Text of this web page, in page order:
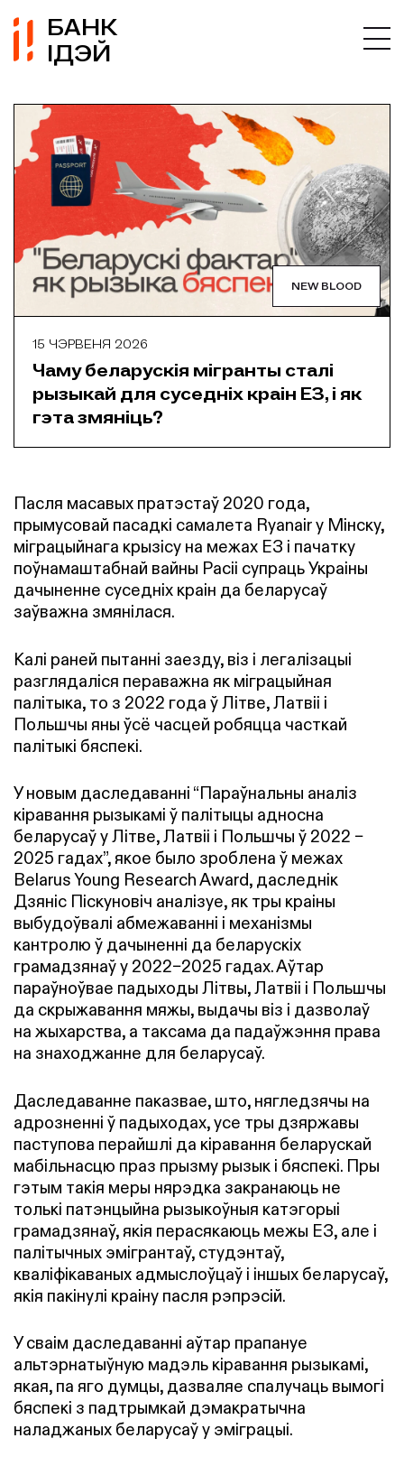
БАНК
ІДЭЙ
NEW BLOOD
15 ЧЭРВЕНЯ 2026
Чаму беларускія мігранты сталі
рызыкай для суседніх краін ЕЗ, і як
гэта змяніць?
Пасля масавых пратэстаў 2020 года,
прымусовай пасадкі самалета Ryanair у Мінску,
міграцыйнага крызісу на межах ЕЗ і пачатку
поўнамаштабнай вайны Расіі супраць Украіны
дачыненне суседніх краін да беларусаў
заўважна змянілася.
Калі раней пытанні заезду, віз і легалізацыі
разглядаліся пераважна як міграцыйная
палітыка, то з 2022 года ў Літве, Латвіі і
Польшчы яны ўсё часцей робяцца часткай
палітыкі бяспекі.
У новым даследаванні “Параўнальны аналіз
кіравання рызыкамі ў палітыцы адносна
беларусаў у Літве, Латвіі і Польшчы ў 2022 –
2025 гадах”, якое было зроблена ў межах
Belarus Young Research Award, даследнік
Дзянiс Пiскуновiч аналізуе, як тры краіны
выбудоўвалі абмежаванні і механізмы
кантролю ў дачыненні да беларускіх
грамадзянаў у 2022–2025 гадах. Аўтар
параўноўвае падыходы Літвы, Латвіі і Польшчы
да скрыжавання мяжы, выдачы віз і дазволаў
на жыхарства, а таксама да падаўжэння права
на знаходжанне для беларусаў.
Даследаванне паказвае, што, нягледзячы на
адрозненні ў падыходах, усе тры дзяржавы
паступова перайшлі да кіравання беларускай
мабільнасцю праз прызму рызык і бяспекі. Пры
гэтым такія меры нярэдка закранаюць не
толькі патэнцыйна рызыкоўныя катэгорыі
грамадзянаў, якія перасякаюць межы ЕЗ, але і
палітычных эмігрантаў, студэнтаў,
кваліфікаваных адмыслоўцаў і іншых беларусаў,
якія пакінулі краіну пасля рэпрэсій.
У сваім даследаванні аўтар прапануе
альтэрнатыўную мадэль кіравання рызыкамі,
якая, па яго думцы, дазваляе спалучаць вымогі
бяспекі з падтрымкай дэмакратычна
наладжаных беларусаў у эміграцыі.